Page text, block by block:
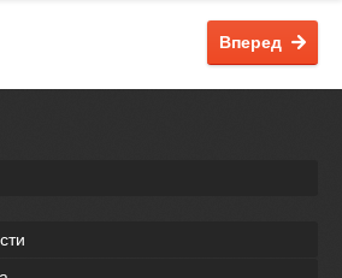
Вперед